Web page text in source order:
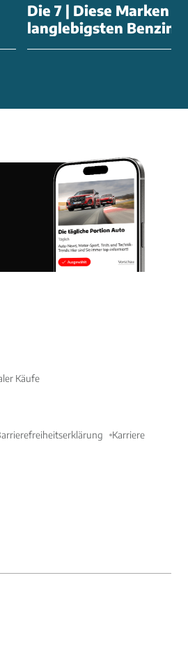
Die 7 | Diese Marken
langlebigsten Benziner
Käufe
Karriere